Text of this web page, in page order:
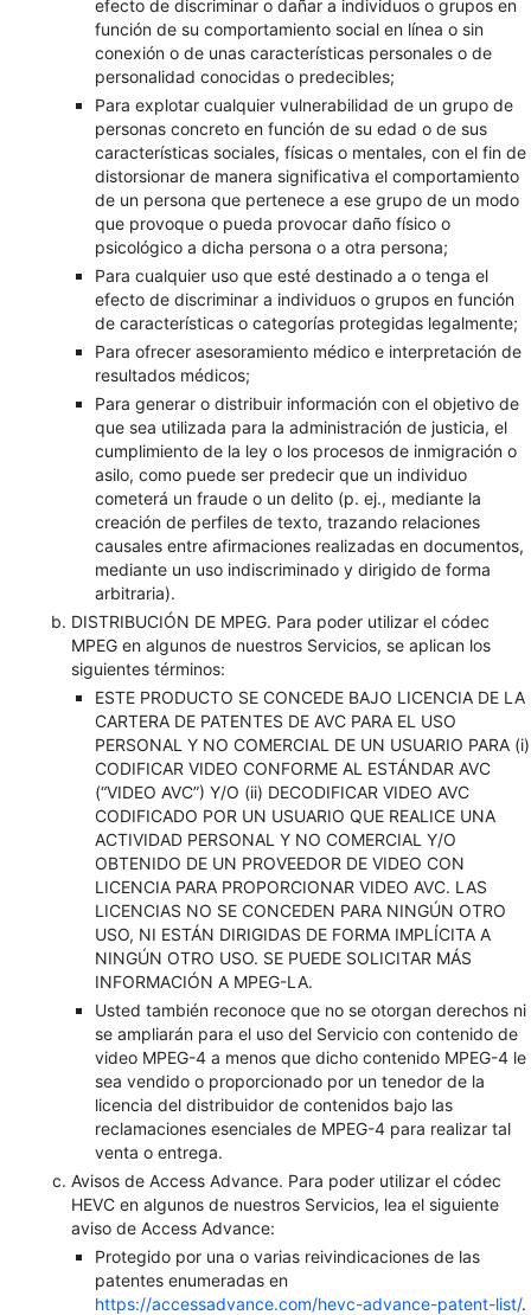
efecto de discriminar o dañar a individuos o grupos en
función de su comportamiento social en línea o sin
conexión o de unas características personales o de
personalidad conocidas o predecibles;
Para explotar cualquier vulnerabilidad de un grupo de
personas concreto en función de su edad o de sus
características sociales, físicas o mentales, con el fin de
distorsionar de manera significativa el comportamiento
de un persona que pertenece a ese grupo de un modo
que provoque o pueda provocar daño físico o
psicológico a dicha persona o a otra persona;
Para cualquier uso que esté destinado a o tenga el
efecto de discriminar a individuos o grupos en función
de características o categorías protegidas legalmente;
Para ofrecer asesoramiento médico e interpretación de
resultados médicos;
Para generar o distribuir información con el objetivo de
que sea utilizada para la administración de justicia, el
cumplimiento de la ley o los procesos de inmigración o
asilo, como puede ser predecir que un individuo
cometerá un fraude o un delito (p. ej., mediante la
creación de perfiles de texto, trazando relaciones
causales entre afirmaciones realizadas en documentos,
mediante un uso indiscriminado y dirigido de forma
arbitraria).
DISTRIBUCIÓN DE MPEG. Para poder utilizar el códec
MPEG en algunos de nuestros Servicios, se aplican los
siguientes términos:
ESTE PRODUCTO SE CONCEDE BAJO LICENCIA DE LA
CARTERA DE PATENTES DE AVC PARA EL USO
PERSONAL Y NO COMERCIAL DE UN USUARIO PARA (i)
CODIFICAR VIDEO CONFORME AL ESTÁNDAR AVC
(“VIDEO AVC”) Y/O (ii) DECODIFICAR VIDEO AVC
CODIFICADO POR UN USUARIO QUE REALICE UNA
ACTIVIDAD PERSONAL Y NO COMERCIAL Y/O
OBTENIDO DE UN PROVEEDOR DE VIDEO CON
LICENCIA PARA PROPORCIONAR VIDEO AVC. LAS
LICENCIAS NO SE CONCEDEN PARA NINGÚN OTRO
USO, NI ESTÁN DIRIGIDAS DE FORMA IMPLÍCITA A
NINGÚN OTRO USO. SE PUEDE SOLICITAR MÁS
INFORMACIÓN A MPEG-LA.
Usted también reconoce que no se otorgan derechos ni
se ampliarán para el uso del Servicio con contenido de
video MPEG-4 a menos que dicho contenido MPEG-4 le
sea vendido o proporcionado por un tenedor de la
licencia del distribuidor de contenidos bajo las
reclamaciones esenciales de MPEG-4 para realizar tal
venta o entrega.
Avisos de Access Advance. Para poder utilizar el códec
HEVC en algunos de nuestros Servicios, lea el siguiente
aviso de Access Advance:
Protegido por una o varias reivindicaciones de las
patentes enumeradas en
https://accessadvance.com/hevc-advance-patent-list/.